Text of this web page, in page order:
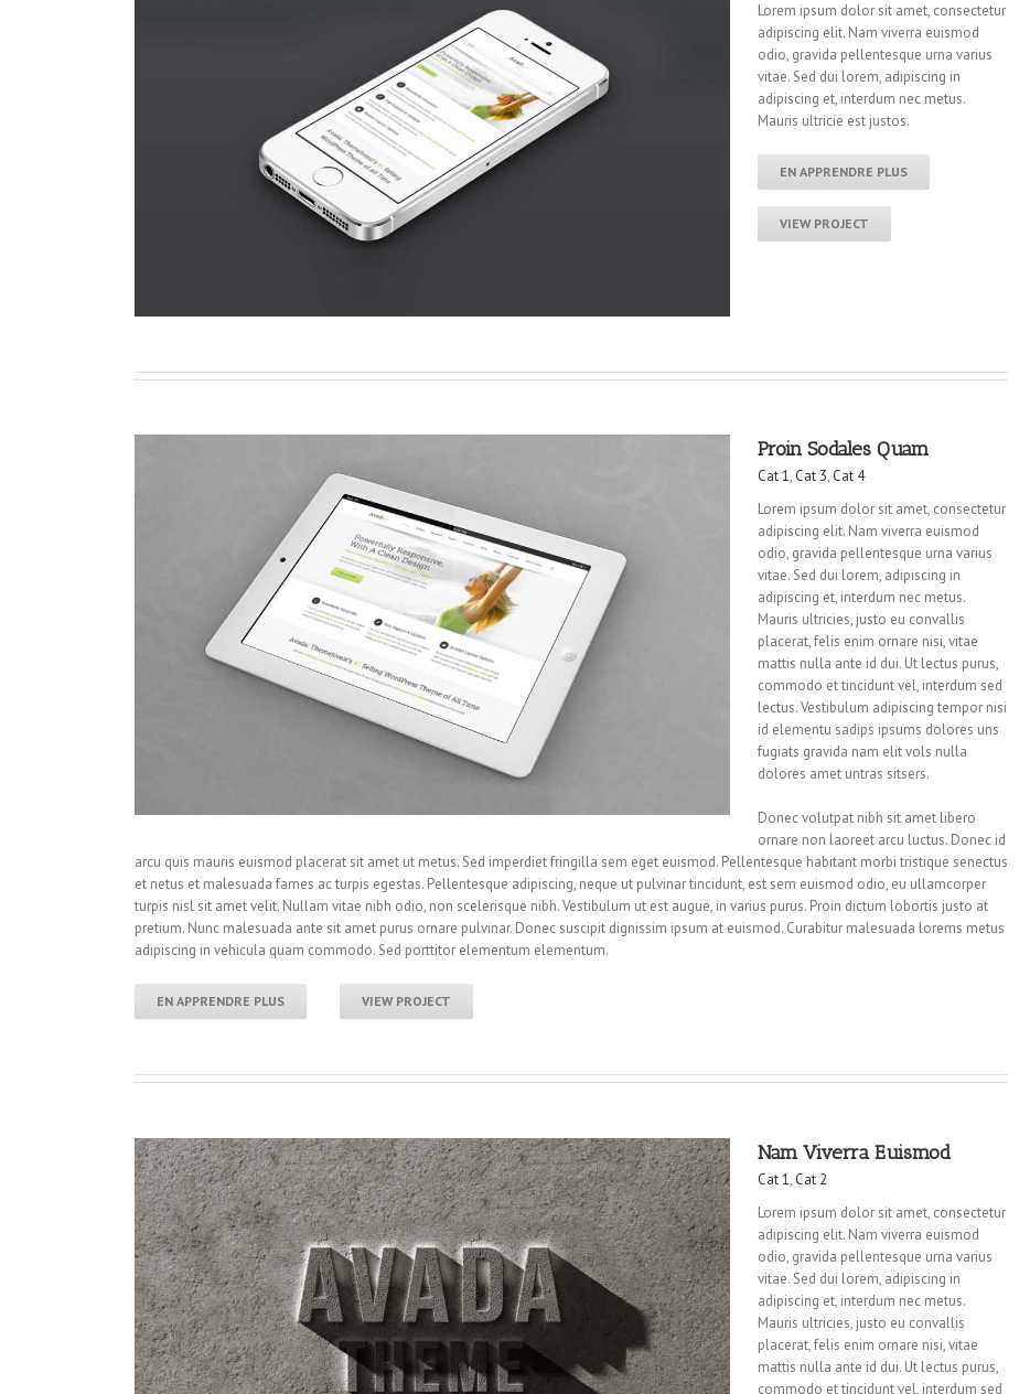
Lorem ipsum dolor sit amet, consectetur
adipiscing elit. Nam viverra euismod
odio, gravida pellentesque urna varius
vitae. Sed dui lorem, adipiscing in
adipiscing et, interdum nec metus.
Mauris ultricie est justos.
EN APPRENDRE PLUS
VIEW PROJECT
Proin Sodales Quam
Cat 1, Cat 3, Cat 4
Lorem ipsum dolor sit amet, consectetur
adipiscing elit. Nam viverra euismod
odio, gravida pellentesque urna varius
vitae. Sed dui lorem, adipiscing in
adipiscing et, interdum nec metus.
Mauris ultricies, justo eu convallis
placerat, felis enim ornare nisi, vitae
mattis nulla ante id dui. Ut lectus purus,
commodo et tincidunt vel, interdum sed
lectus. Vestibulum adipiscing tempor nisi
id elementu sadips ipsums dolores uns
fugiats gravida nam elit vols nulla
dolores amet untras sitsers.
Donec volutpat nibh sit amet libero
ornare non laoreet arcu luctus. Donec id
arcu quis mauris euismod placerat sit amet ut metus. Sed imperdiet fringilla sem eget euismod. Pellentesque habitant morbi tristique senectus
et netus et malesuada fames ac turpis egestas. Pellentesque adipiscing, neque ut pulvinar tincidunt, est sem euismod odio, eu ullamcorper
turpis nisl sit amet velit. Nullam vitae nibh odio, non scelerisque nibh. Vestibulum ut est augue, in varius purus. Proin dictum lobortis justo at
pretium. Nunc malesuada ante sit amet purus ornare pulvinar. Donec suscipit dignissim ipsum at euismod. Curabitur malesuada lorems metus
adipiscing in vehicula quam commodo. Sed porttitor elementum elementum.
EN APPRENDRE PLUS VIEW PROJECT
Nam Viverra Euismod
Cat 1, Cat 2
Lorem ipsum dolor sit amet, consectetur
adipiscing elit. Nam viverra euismod
odio, gravida pellentesque urna varius
vitae. Sed dui lorem, adipiscing in
adipiscing et, interdum nec metus.
Mauris ultricies, justo eu convallis
placerat, felis enim ornare nisi, vitae
mattis nulla ante id dui. Ut lectus purus,
commodo et tincidunt vel, interdum sed